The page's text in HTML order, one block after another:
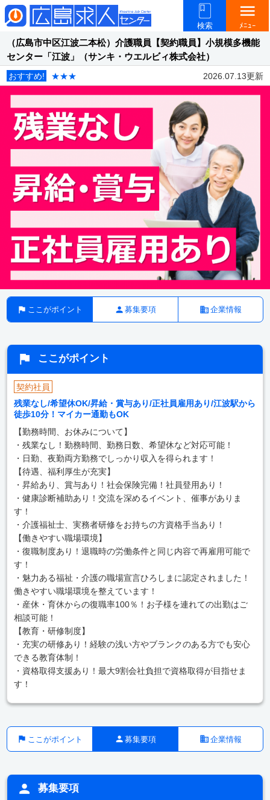
検索
menu
ﾒﾆｭｰ
（広島市中区江波二本松）介護職員【契約職員】小規模多機能
センター「江波」（サンキ・ウエルビィ株式会社）
おすすめ! ★★★ 2026.07.13更新
ここがポイント 募集要項 企業情報
ここがポイント
契約社員
残業なし/希望休OK/昇給・賞与あり/正社員雇用あり/江波駅から
徒歩10分！マイカー通勤もOK
【勤務時間、お休みについて】
・残業なし！勤務時間、勤務日数、希望休など対応可能！
・日勤、夜勤両方勤務でしっかり収入を得られます！
【待遇、福利厚生が充実】
・昇給あり、賞与あり！社会保険完備！社員登用あり！
・健康診断補助あり！交流を深めるイベント、催事がありま
す！
・介護福祉士、実務者研修をお持ちの方資格手当あり！
【働きやすい職場環境】
・復職制度あり！退職時の労働条件と同じ内容で再雇用可能で
す！
・魅力ある福祉・介護の職場宣言ひろしまに認定されました！
働きやすい職場環境を整えています！
・産休・育休からの復職率100％！お子様を連れての出勤はご
相談可能！
【教育・研修制度】
・充実の研修あり！経験の浅い方やブランクのある方でも安心
できる教育体制！
・資格取得支援あり！最大9割会社負担で資格取得が目指せま
す！
ここがポイント 募集要項 企業情報
募集要項